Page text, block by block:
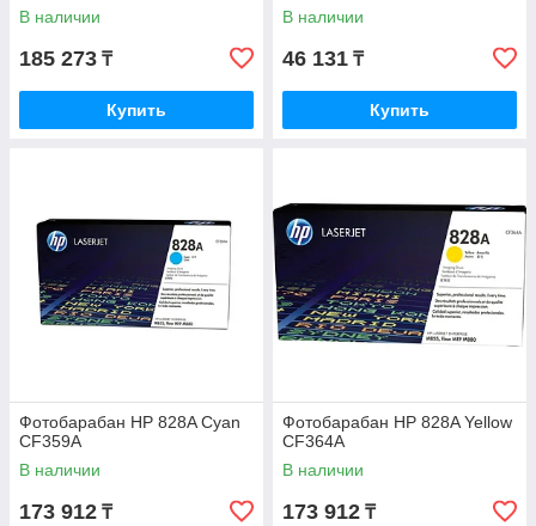
В наличии
185 273 ₸
Купить
В наличии
46 131 ₸
Купить
Фотобарабан HP 828A Cyan
CF359A
В наличии
173 912 ₸
Фотобарабан HP 828A Yellow
CF364A
В наличии
173 912 ₸